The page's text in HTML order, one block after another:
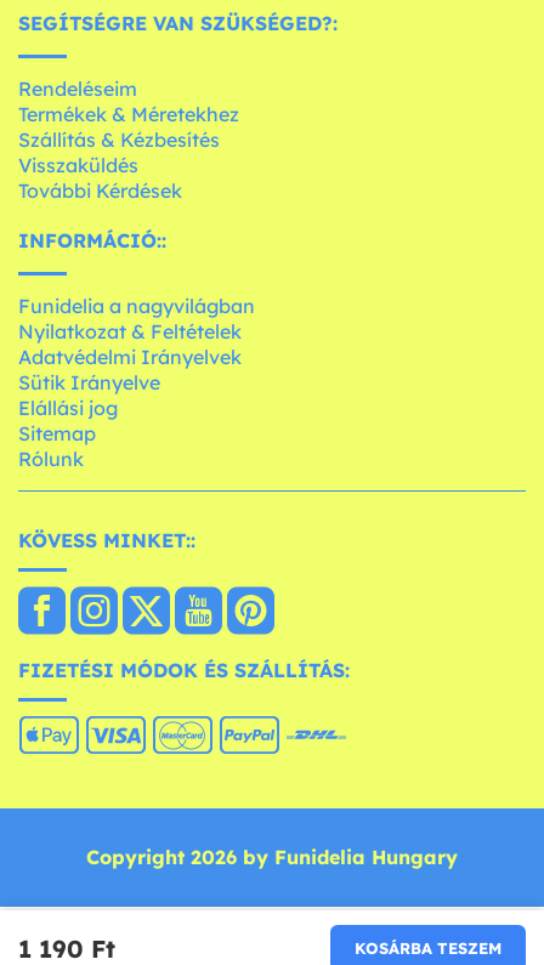
1 190 Ft‎ KOSÁRBA TESZEM
SEGÍTSÉGRE VAN SZÜKSÉGED?:
Rendeléseim
Termékek & Méretekhez
Szállítás & Kézbesítés
Visszaküldés
További Kérdések
INFORMÁCIÓ::
Funidelia a nagyvilágban
Nyilatkozat & Feltételek
Adatvédelmi Irányelvek
Sütik Irányelve
Elállási jog
Sitemap
Rólunk
KÖVESS MINKET::
FIZETÉSI MÓDOK ÉS SZÁLLÍTÁS:
Copyright 2026 by Funidelia Hungary